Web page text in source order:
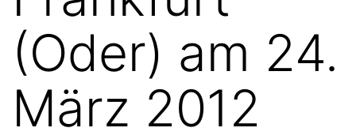
(Oder) am 24.
März 2012